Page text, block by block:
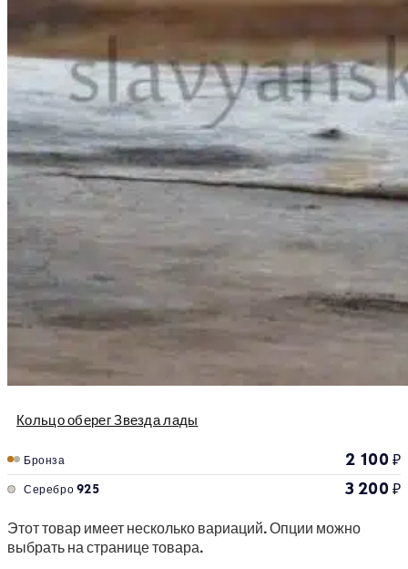
Кольцо оберег Звезда лады
Бронза 2 100₽
Серебро 925 3 200₽
Этот товар имеет несколько вариаций. Опции можно
выбрать на странице товара.